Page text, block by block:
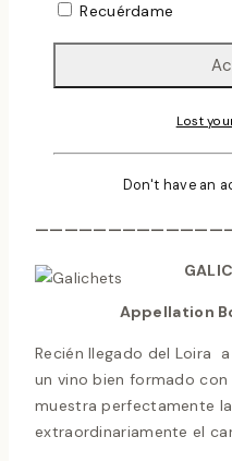
acidez desde luego nada
cuatro meses, y mucho
volumen, con estructura
duda aun estará mejor a
en botella. No lo olviden
Appellation
Recién llegado del Loira
un vino bien formado
muestra perfectamente
extraordinariamente el
Recuérdame
Lost
Don't have an